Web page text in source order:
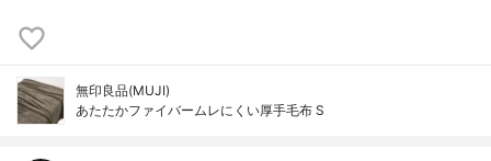
無印良品(MUJI)
あたたかファイバームレにくい厚手毛布 S